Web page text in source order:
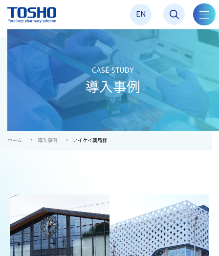
EN
CASE STUDY
導入事例
ホーム 導入事例 アイケイ薬局様